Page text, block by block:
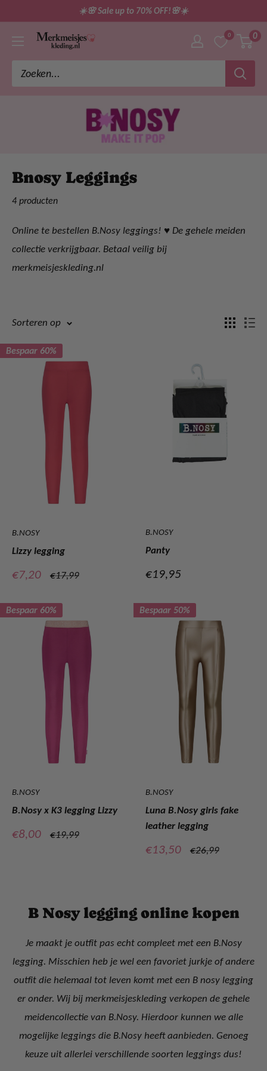
naar
☀️🌸 Sale up to 70% OFF!🌸☀️
merkmeisjeskleding 0 0
Bnosy Leggings
4 producten
Online te bestellen B.Nosy leggings! ♥ De gehele meiden
collectie verkrijgbaar. Betaal veilig bij
merkmeisjeskleding.nl
Sorteren op
Bespaar 60%
B.NOSY
Lizzy legging
Verkoopprijs
€7,20
Normale
€17,99
B.NOSY
Panty
Verkoopprijs
€19,95
Bespaar 60%
B.NOSY
B.Nosy x K3 legging Lizzy
Verkoopprijs
€8,00
Normale
€19,99
Bespaar 50%
B.NOSY
Luna B.Nosy girls fake
leather legging
Verkoopprijs
€13,50
Normale
€26,99
B Nosy legging online kopen
Je maakt je outfit pas echt compleet met een B.Nosy
legging. Misschien heb je wel een favoriet jurkje of andere
outfit die helemaal tot leven komt met een B nosy legging
er onder. Wij bij merkmeisjeskleding verkopen de gehele
meidencollectie van B.Nosy. Hierdoor kunnen we alle
mogelijke leggings die B.Nosy heeft aanbieden. Genoeg
keuze uit allerlei verschillende soorten leggings dus!